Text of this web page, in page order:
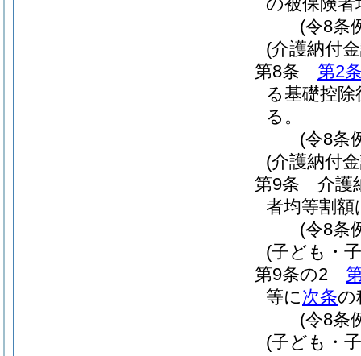
(令8条
(介護納付
第8条
第2
る基礎控
る。
(令8条
(介護納付
第9条
介護
者均等割額
(令8条
(子ども・
第9条の2
等に次条の
(令8条
(子ども・